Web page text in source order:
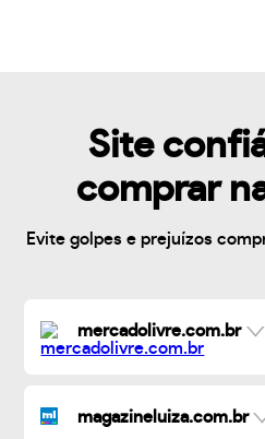
Site
comprar
Evite golpes e prejuízos
mercadolivre.com.br
magazineluiza.com.br